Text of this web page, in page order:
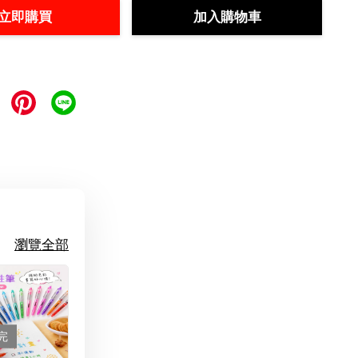
即購買 加入購物車
瀏覽全部